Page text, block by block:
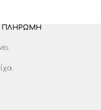
ΠΛΗΡΩΜΉ